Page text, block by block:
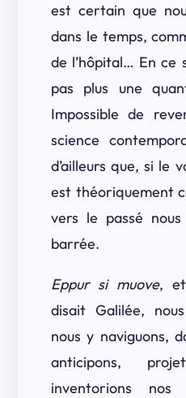
est certain que
dans le temps,
de l’hôpital… En ce
pas plus une
Impossible de
science
d’ailleurs que, si le
est théoriquement
vers le passé
barrée.
Eppur si muove, et
disait Galilée,
nous y naviguons,
anticipons,
inventorions nos